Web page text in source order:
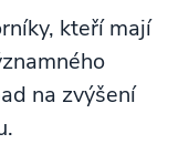
kteří mají
na zvýšení